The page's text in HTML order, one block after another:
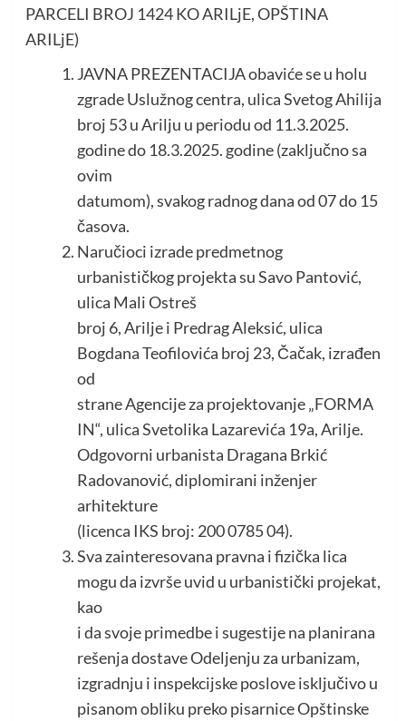
PARCELI BROJ 1424 KO ARILjE, OPŠTINA
ARILjE)
JAVNA PREZENTACIJA obaviće se u holu
zgrade Uslužnog centra, ulica Svetog Ahilija
broj 53 u Arilju u periodu od 11.3.2025.
godine do 18.3.2025. godine (zaključno sa
ovim
datumom), svakog radnog dana od 07 do 15
časova.
Naručioci izrade predmetnog
urbanističkog projekta su Savo Pantović,
ulica Mali Ostreš
broj 6, Arilje i Predrag Aleksić, ulica
Bogdana Teofilovića broj 23, Čačak, izrađen
od
strane Agencije za projektovanje „FORMA
IN“, ulica Svetolika Lazarevića 19a, Arilje.
Odgovorni urbanista Dragana Brkić
Radovanović, diplomirani inženjer
arhitekture
(licenca IKS broj: 200 0785 04).
Sva zainteresovana pravna i fizička lica
mogu da izvrše uvid u urbanistički projekat,
kao
i da svoje primedbe i sugestije na planirana
rešenja dostave Odeljenju za urbanizam,
izgradnju i inspekcijske poslove isključivo u
pisanom obliku preko pisarnice Opštinske